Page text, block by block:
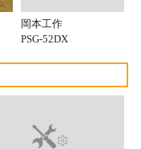
岡本工作
PSG-52DX